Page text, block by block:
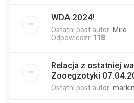
WDA 2024!
Ostatni post autor: Miro
Odpowiedzi: 118
Relacja z ostatniej
Zooegzotyki
Ostatni post autor: